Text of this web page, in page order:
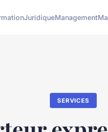
JuridiqueManagement
SERVICES